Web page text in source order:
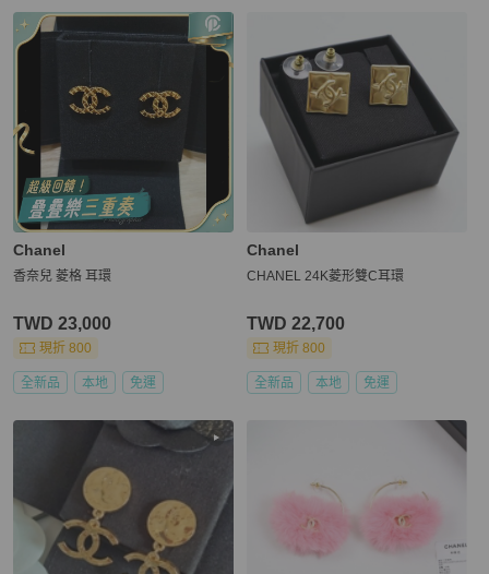
更多相似Chanel女士配件推薦精品
Chanel
香奈兒 菱格 耳環
TWD 23,000
現折 800
全新品 本地 免運
Chanel
CHANEL 24K菱形雙C耳環
TWD 22,700
現折 800
全新品 本地 免運